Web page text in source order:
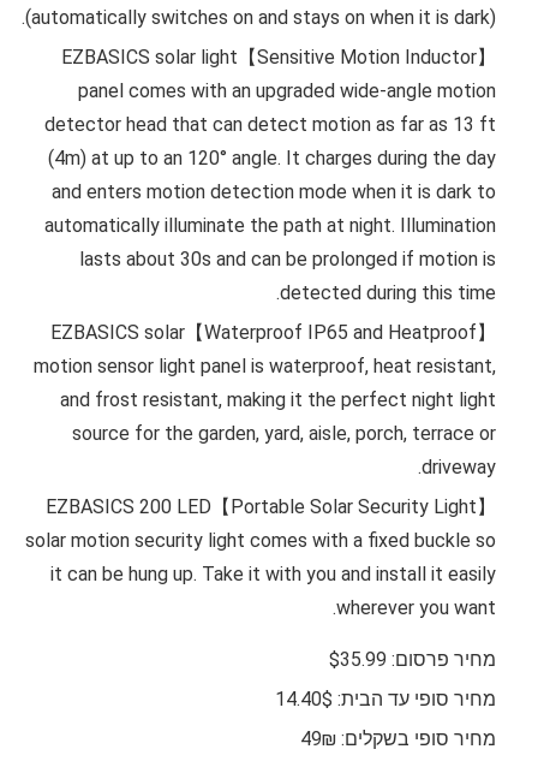
(automatically switches on and stays on when it is dark).
【Sensitive Motion Inductor】EZBASICS solar light
panel comes with an upgraded wide-angle motion
detector head that can detect motion as far as 13 ft
(4m) at up to an 120° angle. It charges during the day
and enters motion detection mode when it is dark to
automatically illuminate the path at night. Illumination
lasts about 30s and can be prolonged if motion is
detected during this time.
【Waterproof IP65 and Heatproof】EZBASICS solar
motion sensor light panel is waterproof, heat resistant,
and frost resistant, making it the perfect night light
source for the garden, yard, aisle, porch, terrace or
driveway.
【Portable Solar Security Light】EZBASICS 200 LED
solar motion security light comes with a fixed buckle so
it can be hung up. Take it with you and install it easily
wherever you want.
מחיר פרסום: $35.99
מחיר סופי עד הבית: 14.40$
מחיר סופי בשקלים: 49₪